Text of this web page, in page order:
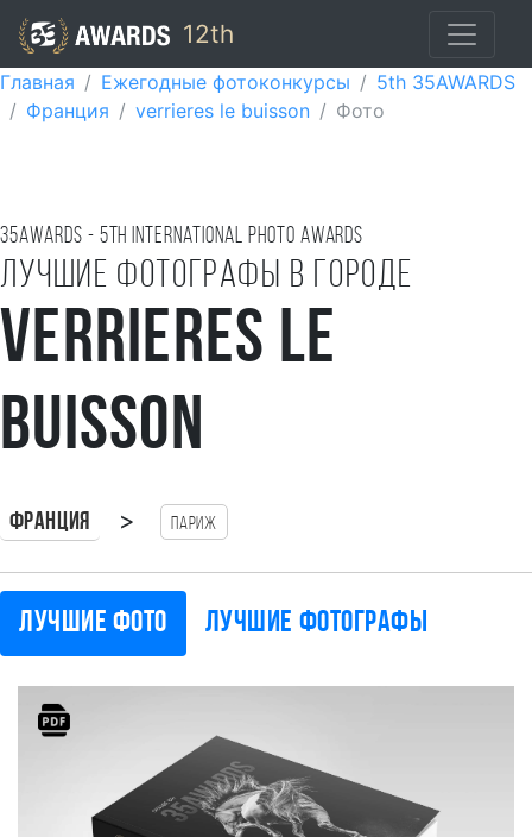
12th
Главная Ежегодные фотоконкурсы
5th 35AWARDS
Франция
verrieres le buisson Фото
35AWARDS - 5TH international photo awards
Лучшие фотографы в городе
verrieres le
buisson
Франция > Париж
Лучшие фото Лучшие фотографы